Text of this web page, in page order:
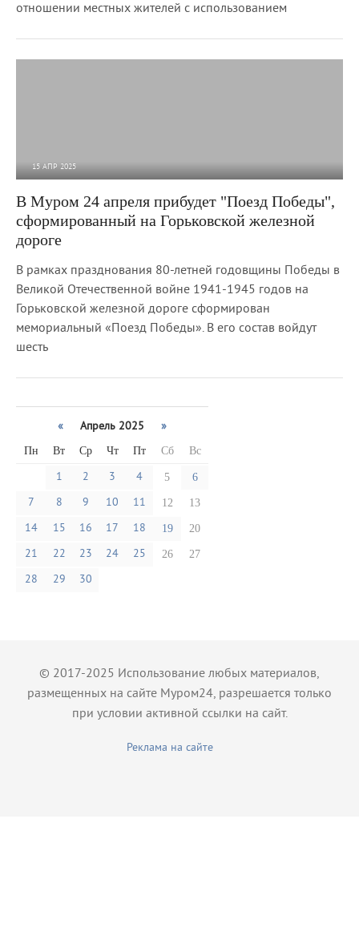
отношении местных жителей с использованием
15 АПР 2025
В Муром 24 апреля прибудет "Поезд Победы",
сформированный на Горьковской железной
дороге
В рамках празднования 80-летней годовщины Победы в
Великой Отечественной войне 1941-1945 годов на
Горьковской железной дороге сформирован
мемориальный «Поезд Победы». В его состав войдут
шесть
« Апрель 2025 »
Пн Вт Ср Чт Пт Сб Вс
1 2 3 4 5 6
7 8 9 10 11 12 13
14 15 16 17 18 19 20
21 22 23 24 25 26 27
28 29 30
© 2017-2025 Использование любых материалов,
размещенных на сайте Муром24, разрешается только
при условии активной ссылки на сайт.
Реклама на сайте